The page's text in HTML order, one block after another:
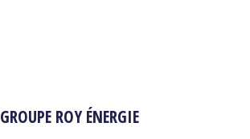
GROUPE ROY ÉNERGIE